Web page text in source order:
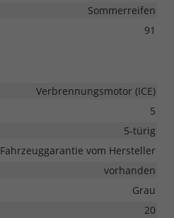
Sommerreifen
91
Verbrennungsmotor (ICE)
5
5-türig
Fahrzeuggarantie vom Hersteller
vorhanden
Grau
20